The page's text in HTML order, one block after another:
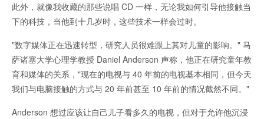
此外，就像我收藏的那些说唱 CD 一样，无论我如何引导他接触当
下的科技，当他到十几岁时，这些技术一样会过时。
"数字媒体正在迅速转型，研究人员很难跟上其对儿童的影响。" 马
萨诸塞大学心理学教授 Daniel Anderson 声称，他正在研究童年教
育和媒体的关系，"现在的电视与 40 年前的电视基本相同，但今天
我们与电脑接触的方式与 20 年前甚至 10 年前的情况截然不同。"
Anderson 想过应该让自己儿子看多久的电视，但对于允许他沉浸